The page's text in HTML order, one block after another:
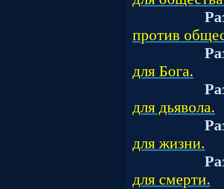
против
для Бога.
для дьявола.
для жизни.
для смерти.